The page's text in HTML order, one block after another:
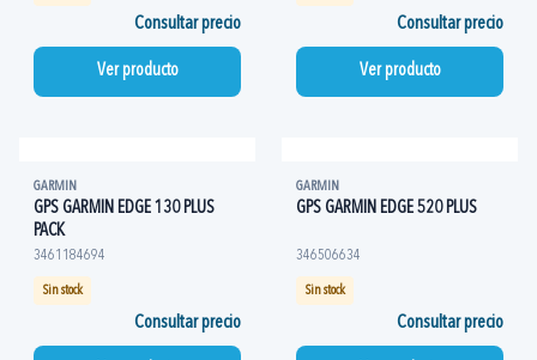
Consultar precio
Ver producto
Consultar precio
Ver producto
GARMIN
GPS GARMIN EDGE 130 PLUS
PACK
3461184694
Sin stock
Consultar precio
GARMIN
GPS GARMIN EDGE 520 PLUS
346506634
Sin stock
Consultar precio